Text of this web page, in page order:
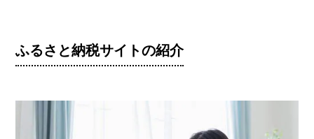
ふるさと納税サイトの紹介